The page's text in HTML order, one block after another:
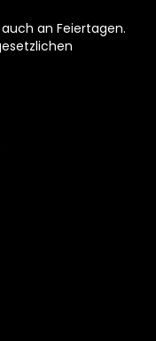
an Feiertagen.